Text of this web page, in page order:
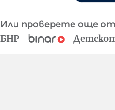
Или проверете още
БНР